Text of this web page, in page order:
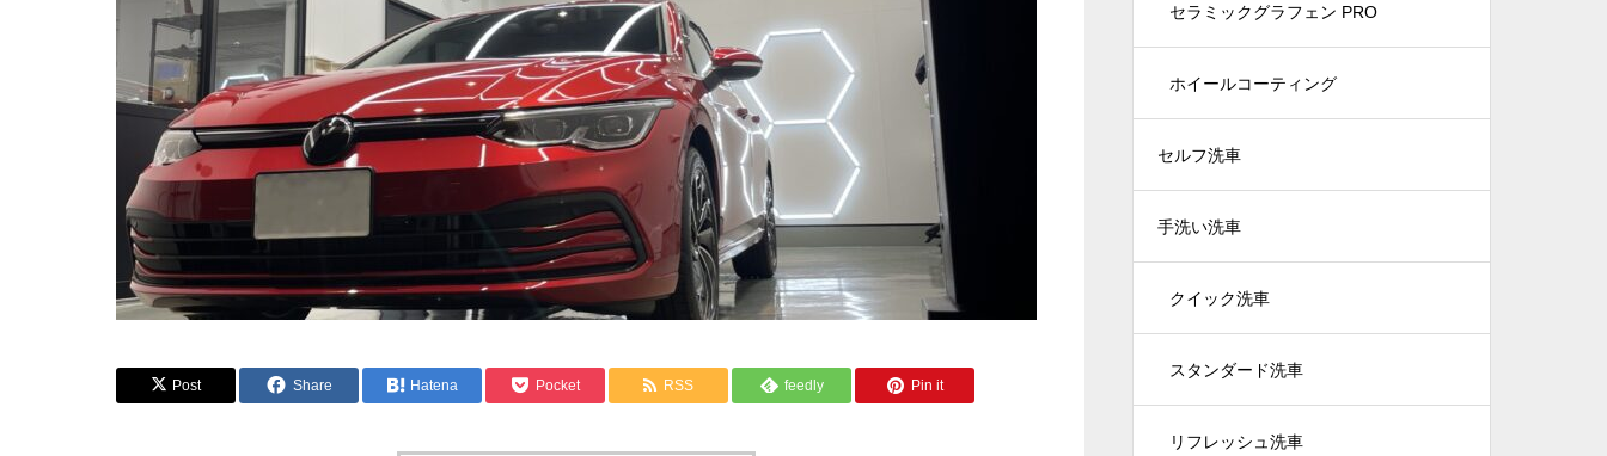
Post Share Hatena Pocket RSS feedly Pin it
セラミックグラフェン PRO
ホイールコーティング
セルフ洗車
手洗い洗車
クイック洗車
スタンダード洗車
リフレッシュ洗車